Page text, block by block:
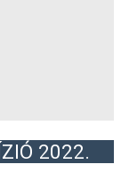
2022.